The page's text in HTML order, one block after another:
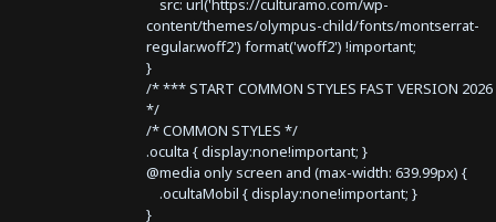
src: url('https://culturamo.com/wp-
content/themes/olympus-child/fonts/montserrat-
regular.woff2') format('woff2') !important;
}
/* *** START COMMON STYLES FAST VERSION
*/
/* COMMON STYLES */
.oculta { display:none!important; }
@media only screen and (max-width: 639.99px) {
.ocultaMobil { display:none!important; }
}